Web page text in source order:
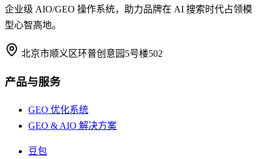
企业级 AIO/GEO 操作系统，助力品牌在 AI 搜索时代占领模
型心智高地。
北京市顺义区环普创意园5号楼502
产品与服务
GEO 优化系统
GEO & AIO 解决方案
豆包